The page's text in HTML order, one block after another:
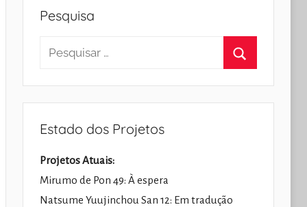
Pesquisa
Pesquisar
Estado dos Projetos
Projetos Atuais:
Mirumo de Pon 49: À espera
Natsume Yuujinchou San 12: Em tradução